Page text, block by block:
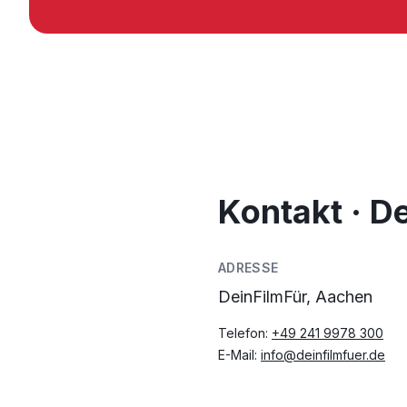
Kontakt ·
ADRESSE
DeinFilmFür, Aachen
Telefon: +49 241 9978 300
E-Mail: info@deinfilmfuer.de